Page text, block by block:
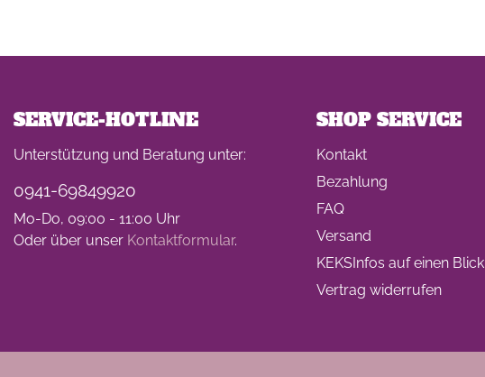
SERVICE-HOTLINE
Unterstützung und Beratung unter:
0941-69849920
Mo-Do, 09:00 - 11:00 Uhr
Oder über unser Kontaktformular.
SHOP SERVICE
Kontakt
Bezahlung
FAQ
Versand
KEKSInfos auf einen Blick
Vertrag widerrufen